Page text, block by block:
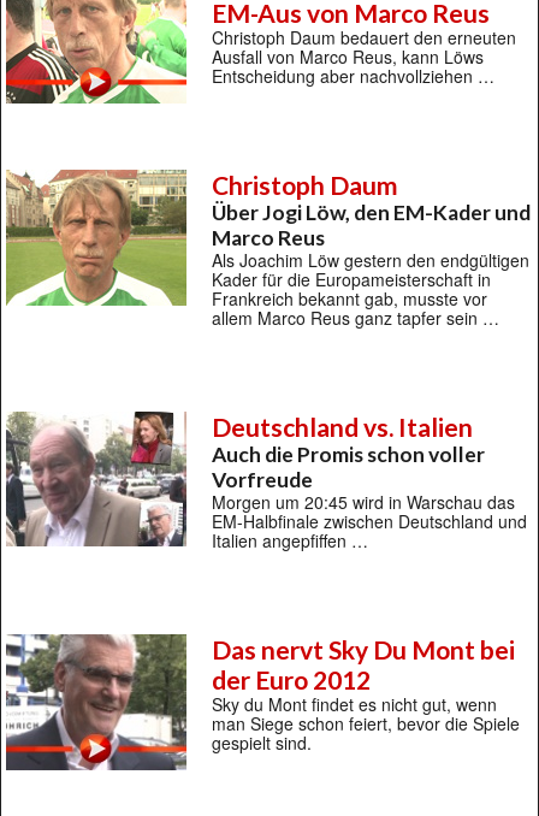
EM-Aus von Marco Reus
Christoph Daum bedauert den erneuten
Ausfall von Marco Reus, kann Löws
Entscheidung aber nachvollziehen …
Christoph Daum
Über Jogi Löw, den EM-Kader und
Marco Reus
Als Joachim Löw gestern den endgültigen
Kader für die Europameisterschaft in
Frankreich bekannt gab, musste vor
allem Marco Reus ganz tapfer sein …
Deutschland vs. Italien
Auch die Promis schon voller
Vorfreude
Morgen um 20:45 wird in Warschau das
EM-Halbfinale zwischen Deutschland und
Italien angepfiffen …
Das nervt Sky Du Mont bei
der Euro 2012
Sky du Mont findet es nicht gut, wenn
man Siege schon feiert, bevor die Spiele
gespielt sind.